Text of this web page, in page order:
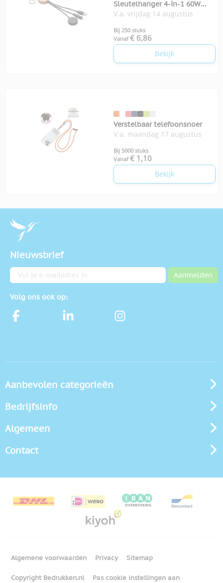
Sleutelhanger 4-in-1 60W
kabel
V.a. vrijdag 14 augustus
Bij 250 stuks
Vanaf € 6,86
Bekijk
Verstelbaar telefoonsnoer
V.a. maandag 17 augustus
Bij 5000 stuks
Vanaf € 1,10
Bekijk
Nieuwsbrief
E-mailadres Aanmelden
Volg ons ook op:
Aanbevolen categorieën
Bedrijfsinfo
Algemeen
Contact
Algemene voorwaarden Privacy Sitemap
Copyright Bedrukken.nl Pas cookie instellingen aan